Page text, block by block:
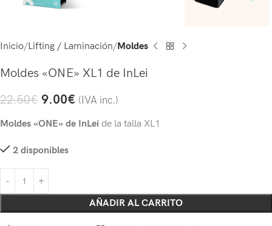
Inicio Lifting / Laminación Moldes
Moldes «ONE» XL1 de InLei
22.50€ 9.00€ (IVA inc.)
Moldes «ONE» de InLei de la talla XL1
2 disponibles
AÑADIR AL CARRITO